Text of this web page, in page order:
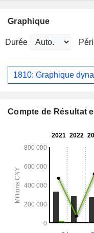
Graphique
Durée
1810: Graphique
Compte de Résultat